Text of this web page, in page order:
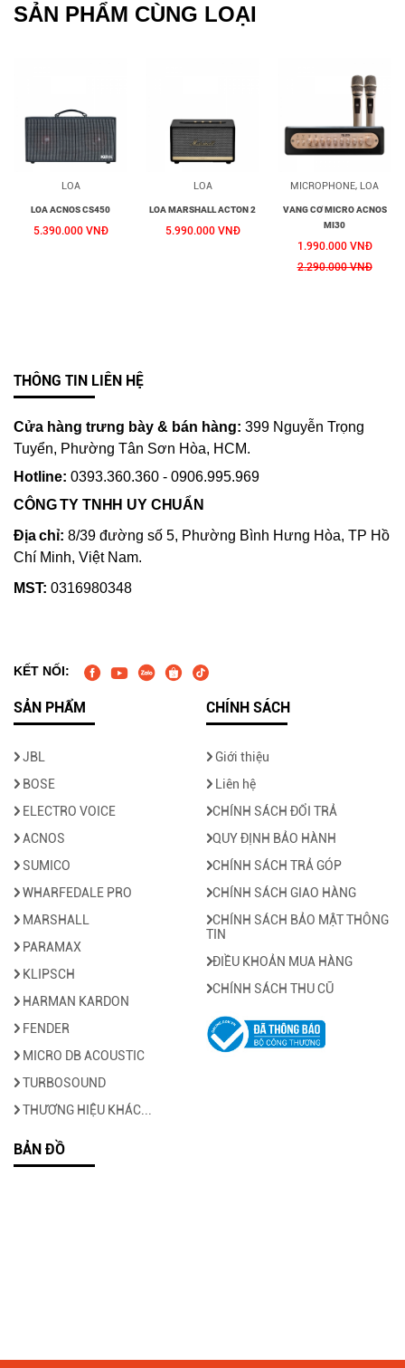
SẢN PHẨM CÙNG LOẠI
LOA
LOA ACNOS CS450
5.390.000 VNĐ
LOA
LOA MARSHALL ACTON 2
5.990.000 VNĐ
MICROPHONE, LOA
VANG CƠ MICRO ACNOS
MI30
1.990.000 VNĐ
2.290.000 VNĐ
THÔNG TIN LIÊN HỆ
Cửa hàng trưng bày & bán hàng: 399 Nguyễn Trọng
Tuyển, Phường Tân Sơn Hòa, HCM.
Hotline: 0393.360.360 - 0906.995.969
CÔNG TY TNHH UY CHUẨN
Địa chỉ: 8/39 đường số 5, Phường Bình Hưng Hòa, TP Hồ
Chí Minh, Việt Nam.
MST: 0316980348
KẾT NỐI:
SẢN PHẨM
JBL
BOSE
ELECTRO VOICE
ACNOS
SUMICO
WHARFEDALE PRO
MARSHALL
PARAMAX
KLIPSCH
HARMAN KARDON
FENDER
MICRO DB ACOUSTIC
TURBOSOUND
THƯƠNG HIỆU KHÁC...
CHÍNH SÁCH
Giới thiệu
Liên hệ
CHÍNH SÁCH ĐỔI TRẢ
QUY ĐỊNH BẢO HÀNH
CHÍNH SÁCH TRẢ GÓP
CHÍNH SÁCH GIAO HÀNG
CHÍNH SÁCH BẢO MẬT THÔNG
TIN
ĐIỀU KHOẢN MUA HÀNG
CHÍNH SÁCH THU CŨ
BẢN ĐỒ